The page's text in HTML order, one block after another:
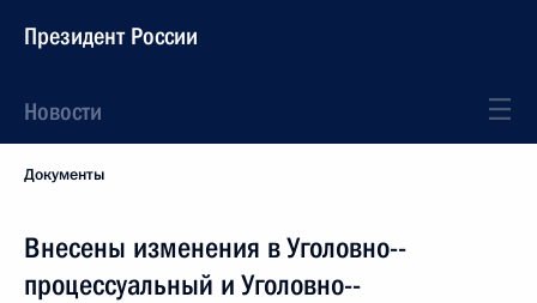
Президент России
Новости
Документы
Внесены изменения в Уголовно-­
процессуальный и Уголовно-­